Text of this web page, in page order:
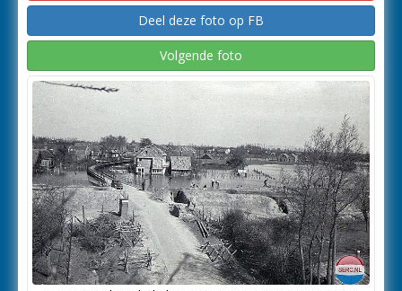
Deel deze foto op FB
Volgende foto